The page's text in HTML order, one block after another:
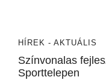
HÍREK - AKTUÁLIS
Színvonalas
Sporttelepen